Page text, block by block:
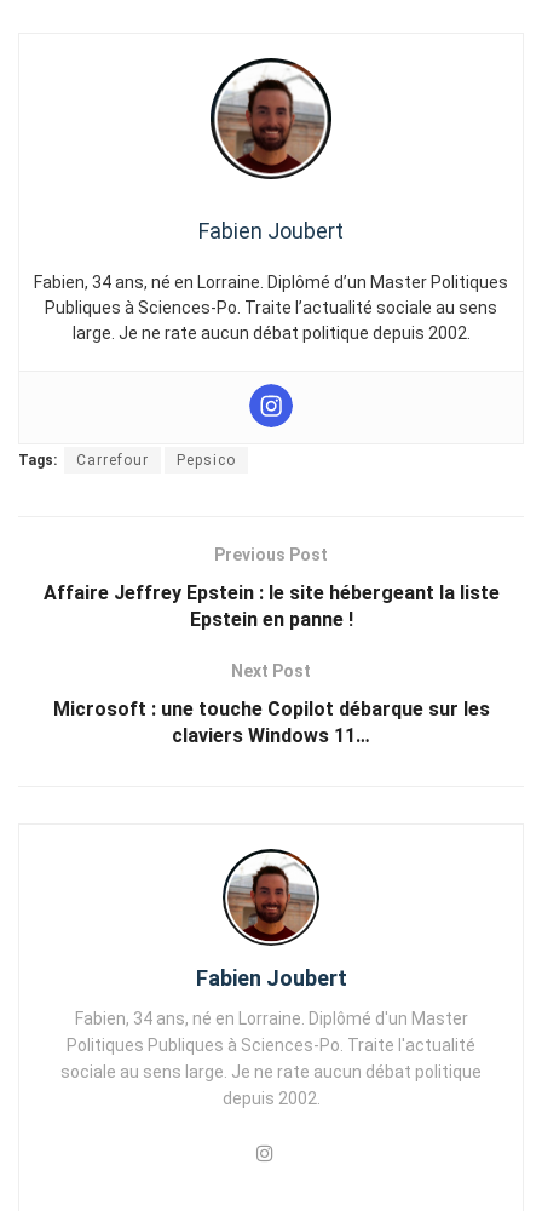
Fabien Joubert
Fabien, 34 ans, né en Lorraine. Diplômé d’un Master Politiques
Publiques à Sciences-Po. Traite l’actualité sociale au sens
large. Je ne rate aucun débat politique depuis 2002.
Tags: Carrefour Pepsico
Previous Post
Affaire Jeffrey Epstein : le site hébergeant la liste
Epstein en panne !
Next Post
Microsoft : une touche Copilot débarque sur les
claviers Windows 11…
Fabien Joubert
Fabien, 34 ans, né en Lorraine. Diplômé d'un Master
Politiques Publiques à Sciences-Po. Traite l'actualité
sociale au sens large. Je ne rate aucun débat politique
depuis 2002.